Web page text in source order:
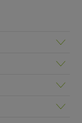
et
Bâle-
et
5000
des
de
les plus